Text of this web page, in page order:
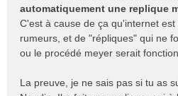
automatiquement une replique
C'est à cause de ça qu'internet
rumeurs, et de "répliques" qui ne
ou le procédé meyer serait
La preuve, je ne sais pas si tu as